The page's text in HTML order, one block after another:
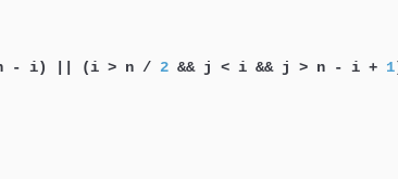
n - i) || (i > n / 2 && j < i && j > n - i + 1